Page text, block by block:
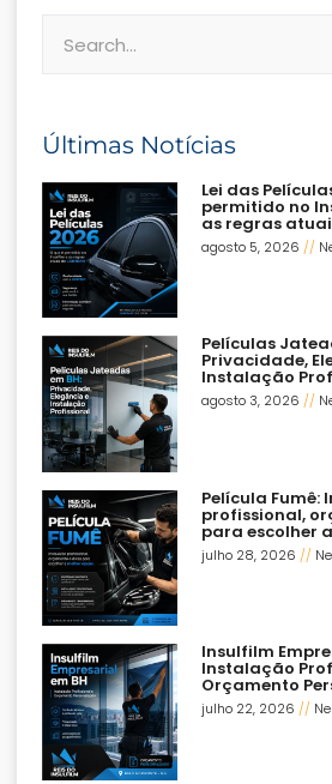
Últimas Notícias
Lei das
permitido no
as regras
agosto 5, 2026
Películas
Privacidade,
Instalação
agosto 3, 2026
Película Fumê:
profissional,
para escolher
julho 28, 2026
Insulfilm
Instalação
Orçamento
julho 22, 2026